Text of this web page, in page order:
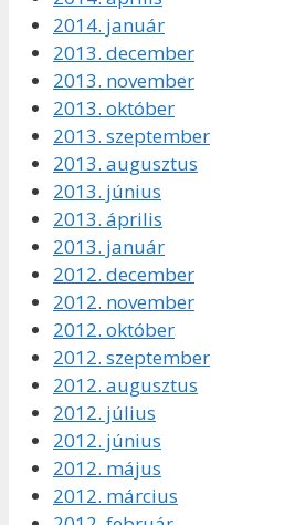
2014. január
2013. december
2013. november
2013. október
2013. szeptember
2013. augusztus
2013. június
2013. április
2013. január
2012. december
2012. november
2012. október
2012. szeptember
2012. augusztus
2012. július
2012. június
2012. május
2012. március